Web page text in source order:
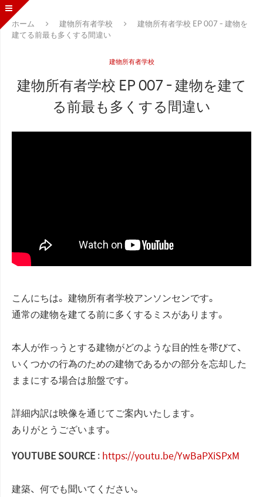
ホーム 建物所有者学校
建物所有者学校 EP 007 - 建物を
建てる前最も多くする間違い
建物所有者学校
建物所有者学校 EP 007 - 建物を建て
る前最も多くする間違い
こんにちは。建物所有者学校アンソンセンです。
通常の建物を建てる前に多くするミスがあります。
本人が作っうとする建物がどのような目的性を帯びて、
いくつかの行為のための建物であるかの部分を忘却した
ままにする場合は胎盤です。
詳細内訳は映像を通じてご案内いたします。
ありがとうございます。
YOUTUBE SOURCE: https://youtu.be/YwBaPXiSPxM
建築、何でも聞いてください。